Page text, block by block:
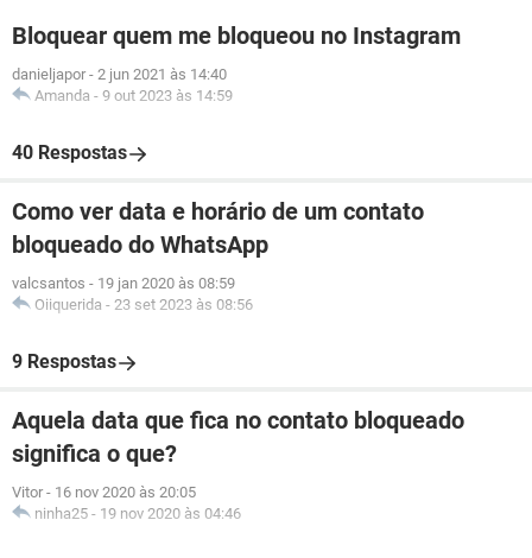
Bloquear quem me bloqueou no Instagram
danieljapor - 2 jun 2021 às 14:40
Amanda - 9 out 2023 às 14:59
40 Respostas
Como ver data e horário de um contato
bloqueado do WhatsApp
valcsantos - 19 jan 2020 às 08:59
Oiiquerida - 23 set 2023 às 08:56
9 Respostas
Aquela data que fica no contato bloqueado
significa o que?
Vitor - 16 nov 2020 às 20:05
ninha25 - 19 nov 2020 às 04:46